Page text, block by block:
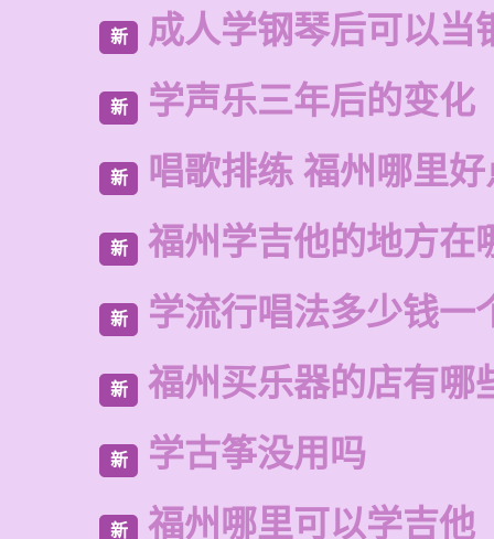
新 成人学钢琴后可以当
新 学声乐三年后的变化
新 唱歌排练 福州哪里好
新 福州学吉他的地方在
新 学流行唱法多少钱一
新 福州买乐器的店有哪
新 学古筝没用吗
新 福州哪里可以学吉他